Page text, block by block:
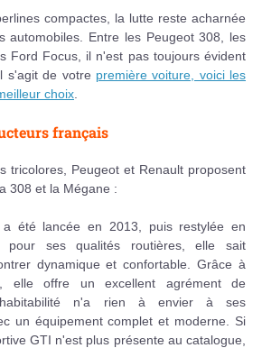
compactes, la lutte reste acharnée
automobiles. Entre les Peugeot 308, les
Ford Focus, il n'est pas toujours évident
s'agit de votre première voiture, voici les
choix
français
tricolores, Peugeot et Renault proposent
308 et la Mégane :
été lancée en 2013, puis restylée en
pour ses qualités routières, elle sait
dynamique et confortable. Grâce à
elle offre un excellent agrément de
n'a rien à envier à ses
un équipement complet et moderne. Si
GTI n'est plus présente au catalogue,